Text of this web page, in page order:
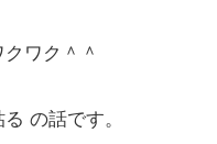
ワク＾＾
の話です。